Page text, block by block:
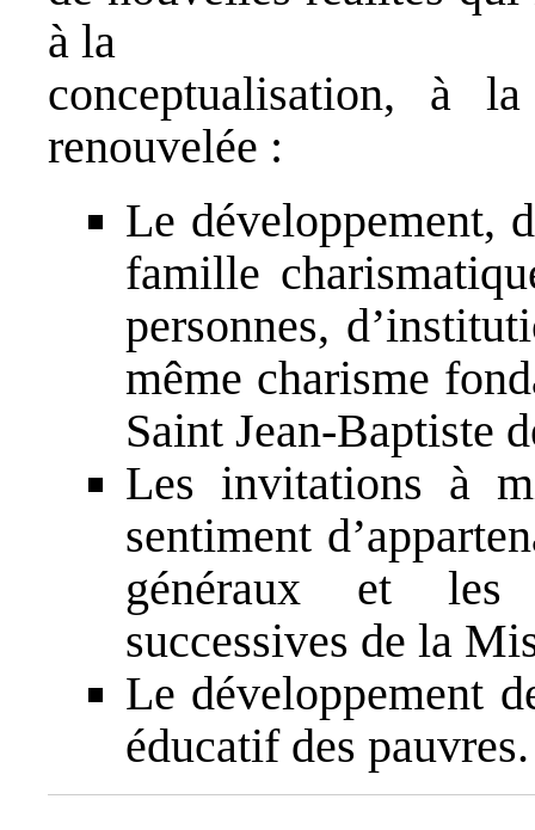
à la
conceptualisation, à
renouvelée :
Le développement,
famille
personnes,
même charisme
Saint Jean-Baptiste
Les invitations à
sentiment
généraux et les
successives de la
Le développement
éducatif des pauvres.